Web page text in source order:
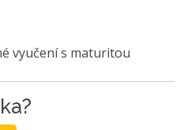
vyučení s maturitou